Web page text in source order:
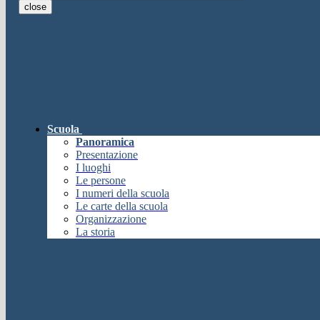
Chiudi
Informazione
Attendere...
Attendere il completamento dell'operazione...
close
Scuola
Panoramica
Presentazione
I luoghi
Le persone
I numeri della scuola
Le carte della scuola
Organizzazione
La storia